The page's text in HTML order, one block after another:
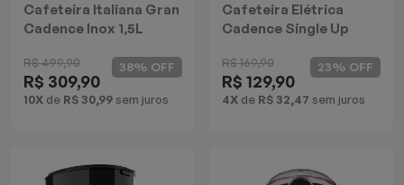
Cafeteira Italiana Gran
Cadence Inox 1,5L
R$ 499,90
R$ 309,90
10X de R$ 30,99 sem juros
38% OFF
Cafeteira Elétrica
Cadence Single Up
R$ 169,90
R$ 129,90
4X de R$ 32,47 sem juros
23% OFF
Máquina de Waffle